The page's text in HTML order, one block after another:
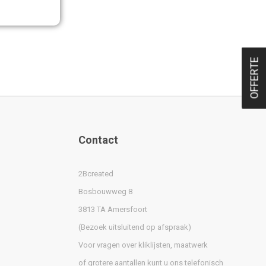
Contact
2Bcreated
Bosbouwweg 8
3813 TA Amersfoort
(Bezoek uitsluitend op afspraak)
Voor vragen over kliklijsten, maatwerk
of grotere aantallen kunt u ons telefonisch
OFFERTE